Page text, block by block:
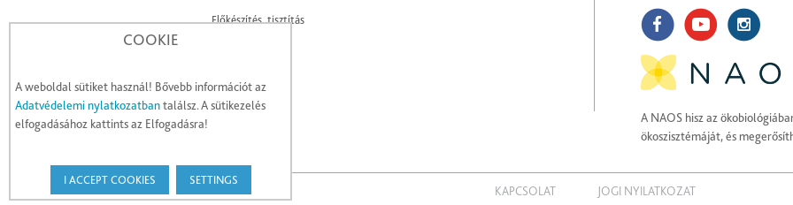
Előkészítés, tisztítás
A NAOS hisz az
ökoszisztémáját, és
KAPCSOLAT JOGI NYILATKOZAT
COOKIE
A weboldal sütiket használ! Bővebb információt az
Adatvédelemi nylatkozatbantalálsz. A sütikezelés
elfogadásához kattints az Elfogadásra!
I ACCEPT COOKIES SETTINGS